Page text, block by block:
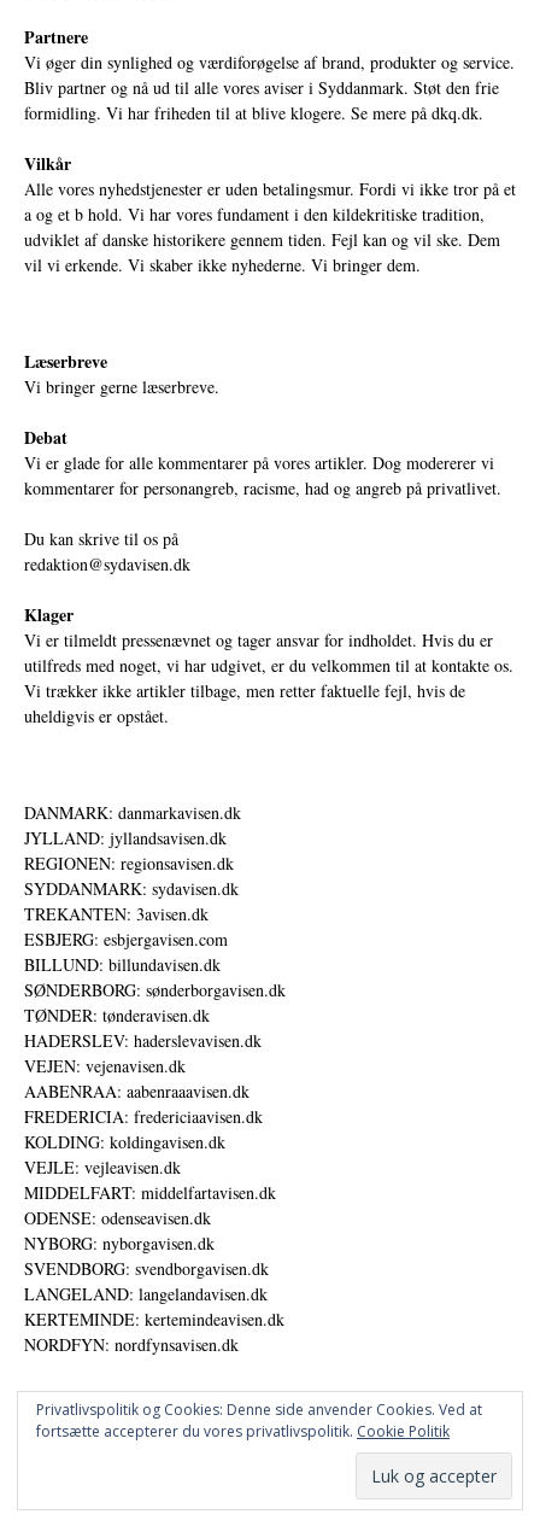
Partnere
Vi øger din synlighed og værdiforøgelse af brand, produkter og service.
Bliv partner og nå ud til alle vores aviser i Syddanmark. Støt den frie
formidling. Vi har friheden til at blive klogere. Se mere på dkq.dk.
Vilkår
Alle vores nyhedstjenester er uden betalingsmur. Fordi vi ikke tror på et
a og et b hold. Vi har vores fundament i den kildekritiske tradition,
udviklet af danske historikere gennem tiden. Fejl kan og vil ske. Dem
vil vi erkende. Vi skaber ikke nyhederne. Vi bringer dem.
Læserbreve
Vi bringer gerne læserbreve.
Debat
Vi er glade for alle kommentarer på vores artikler. Dog modererer vi
kommentarer for personangreb, racisme, had og angreb på privatlivet.
Du kan skrive til os på
redaktion@sydavisen.dk
Klager
Vi er tilmeldt pressenævnet og tager ansvar for indholdet. Hvis du er
utilfreds med noget, vi har udgivet, er du velkommen til at kontakte os.
Vi trækker ikke artikler tilbage, men retter faktuelle fejl, hvis de
uheldigvis er opstået.
DANMARK: danmarkavisen.dk
JYLLAND: jyllandsavisen.dk
REGIONEN: regionsavisen.dk
SYDDANMARK: sydavisen.dk
TREKANTEN: 3avisen.dk
ESBJERG: esbjergavisen.com
BILLUND: billundavisen.dk
SØNDERBORG: sønderborgavisen.dk
TØNDER: tønderavisen.dk
HADERSLEV: haderslevavisen.dk
VEJEN: vejenavisen.dk
AABENRAA: aabenraaavisen.dk
FREDERICIA: fredericiaavisen.dk
KOLDING: koldingavisen.dk
VEJLE: vejleavisen.dk
MIDDELFART: middelfartavisen.dk
ODENSE: odenseavisen.dk
NYBORG: nyborgavisen.dk
SVENDBORG: svendborgavisen.dk
LANGELAND: langelandavisen.dk
KERTEMINDE: kertemindeavisen.dk
NORDFYN: nordfynsavisen.dk
© DANSKE DIGITALE MEDIER A/S - NYHEDER, ANALYSER OG PERSPEKTIVER
Privatlivspolitik og Cookies: Denne side anvender Cookies. Ved at
fortsætte accepterer du vores privatlivspolitik. Cookie Politik